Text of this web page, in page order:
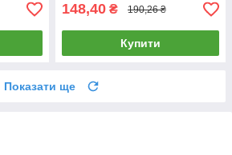
148,40 ₴ 190,26 ₴
Купити
Показати ще